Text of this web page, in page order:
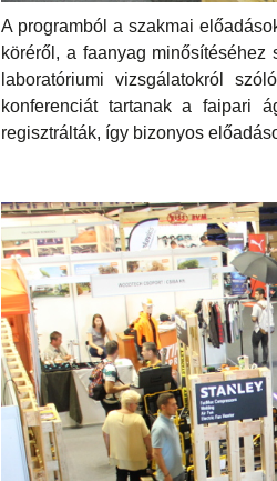
A programból a szakmai
köréről, a faanyag
laboratóriumi vizsgálatokról
konferenciát tartanak a faipari
regisztrálták, így bizonyos